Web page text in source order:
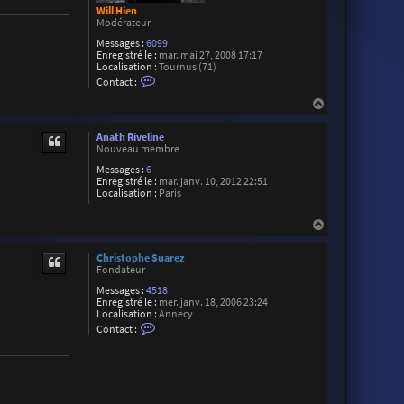
Will Hien
Modérateur
Messages : 6099
Enregistré le : mar. mai 27, 2008 17:17
Localisation : Tournus (71)
Contact :
c
t
W
e
n
Anath Riveline
Nouveau membre
Messages : 6
Enregistré le : mar. janv. 10, 2012 22:51
Localisation : Paris
Christophe Suarez
Fondateur
Messages : 4518
Enregistré le : mer. janv. 18, 2006 23:24
Localisation : Annecy
Contact :